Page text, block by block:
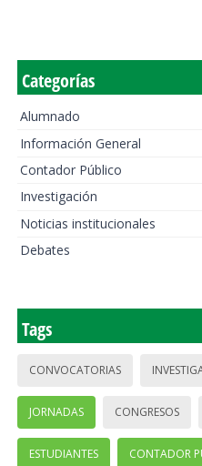
Categorías
Alumnado
Información General
Contador Público
Investigación
Noticias institucionales
Debates
Tags
CONVOCATORIAS
JORNADAS CONGRESOS
ESTUDIANTES CONTADOR